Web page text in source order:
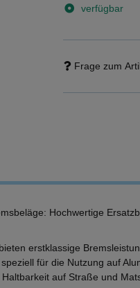
verfügbar
Frage zum
Hochwertige
erstklassige
für die Nutzung auf
auf Straße und